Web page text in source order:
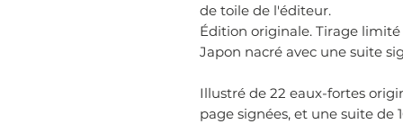
de toile de l'éditeur.
Édition originale. Tirage limité
Japon nacré avec une suite
Illustré de 22 eaux-fortes
page signées, et une suite de